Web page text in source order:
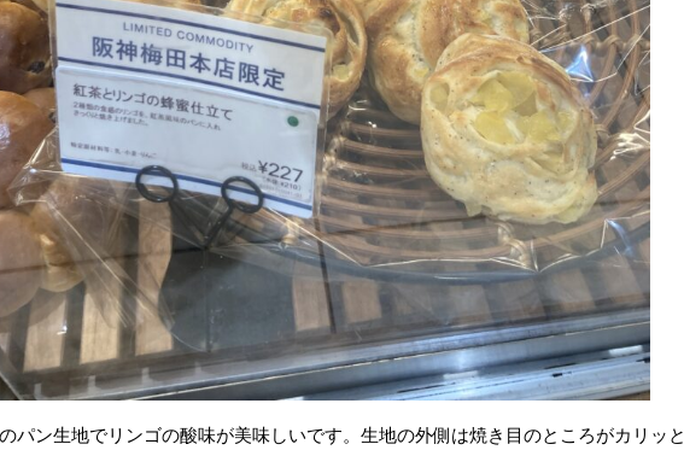
パン生地でリンゴの酸味が美味しいです。生地の外側は焼き目のところがカリッと